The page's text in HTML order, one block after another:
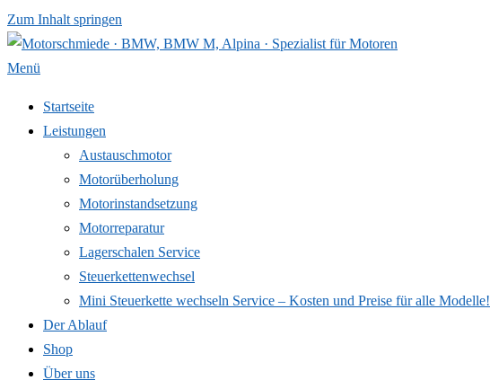
Zum Inhalt springen
Menü
Startseite
Leistungen
Austauschmotor
Motorüberholung
Motorinstandsetzung
Motorreparatur
Lagerschalen Service
Steuerkettenwechsel
Mini Steuer­kette wechseln Service – Kosten und Preise für alle Modelle!
Der Ablauf
Shop
Über uns